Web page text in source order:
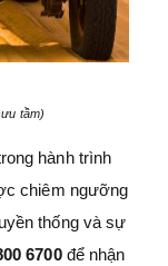
tầm)
hành trình
chiêm ngưỡng
thống và sự
6700 để nhận